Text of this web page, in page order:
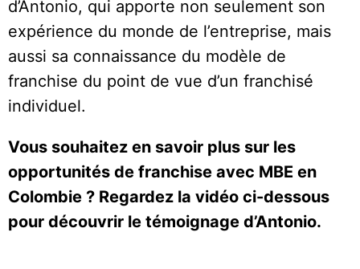
d’Antonio, qui apporte non seulement son
expérience du monde de l’entreprise, mais
aussi sa connaissance du modèle de
franchise du point de vue d’un franchisé
individuel.
Vous souhaitez en savoir plus sur les
opportunités de franchise avec MBE en
Colombie ? Regardez la vidéo ci-dessous
pour découvrir le témoignage d’Antonio.